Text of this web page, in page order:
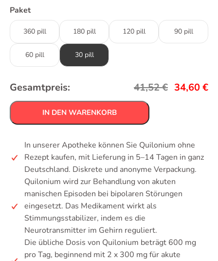
Paket
360 pill 180 pill 120 pill 90 pill
60 pill 30 pill
Gesamtpreis: 41,52€ 34,60€
IN DEN WARENKORB
In unserer Apotheke können Sie Quilonium ohne
Rezept kaufen, mit Lieferung in 5–14 Tagen in ganz
Deutschland. Diskrete und anonyme Verpackung.
Quilonium wird zur Behandlung von akuten
manischen Episoden bei bipolaren Störungen
eingesetzt. Das Medikament wirkt als
Stimmungsstabilizer, indem es die
Neurotransmitter im Gehirn reguliert.
Die übliche Dosis von Quilonium beträgt 600 mg
pro Tag, beginnend mit 2 x 300 mg für akute